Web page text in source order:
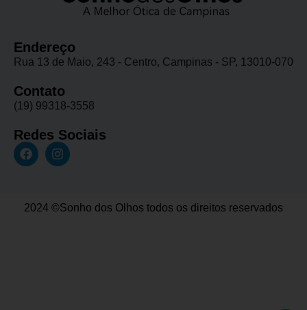
Endereço
Rua 13 de Maio, 243 - Centro, Campinas - SP, 13010-070
Contato
(19) 99318-3558
Redes Sociais
2024 ©Sonho dos Olhos todos os direitos reservados